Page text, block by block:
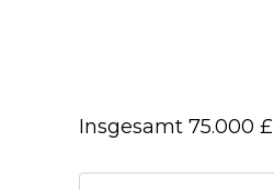
Insgesamt 75.000 £